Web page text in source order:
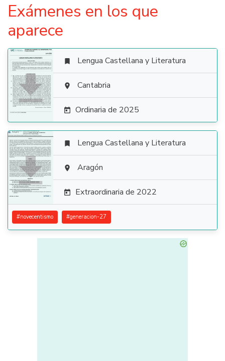
Exámenes en los que
aparece

 Lengua Castellana y Literatura
 Cantabria
 Ordinaria de 2025

 Lengua Castellana y Literatura
 Aragón
 Extraordinaria de 2022
#novecentismo #generacion-27